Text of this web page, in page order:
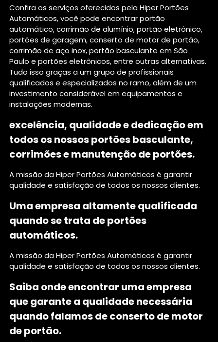
Confira os serviços oferecidos pela Hiper Portões
Automáticos, você pode encontrar portão
automático, corrimão de alumínio, portão eletrônico,
portões de garagem, conserto de motor de portão,
corrimão de aço inox, portão basculante em São
Paulo e portões eletrônicos, entre outras alternativas.
Tudo isso graças a um grupo de profissionais
qualificados e especializados no ramo, além de um
investimento considerável em equipamentos e
instalações modernas.
excelência, qualidade e dedicação em
todos os nossos portões basculante,
corrimões e manutenção de portões.
A missão da Hiper Portões Automáticos é garantir
qualidade e satisfação de todos os nossos clientes.
Uma empresa altamente qualificada
quando se trata de portões
automáticos.
A missão da Hiper Portões Automáticos é garantir
qualidade e satisfação de todos os nossos clientes.
Saiba onde encontrar uma empresa
que garante a qualidade necessária
quando falamos de conserto de motor
de portão.